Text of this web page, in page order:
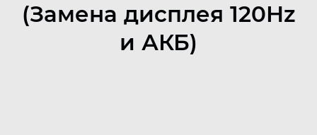
(Замена дисплея 120Hz
и АКБ)